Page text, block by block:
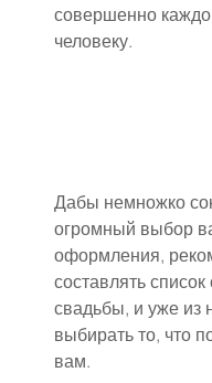
совершенно
человеку.
Дабы немножко
огромный выбор
оформления,
составлять
свадьбы, и уже из
выбирать то, что
вам.